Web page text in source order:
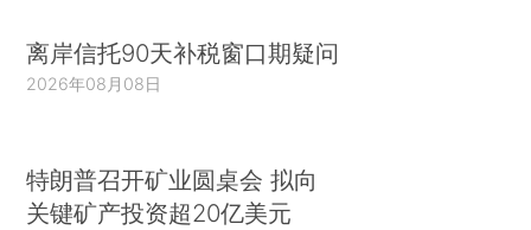
离岸信托90天补税窗口期疑问
2026年08月08日
特朗普召开矿业圆桌会 拟向
关键矿产投资超20亿美元